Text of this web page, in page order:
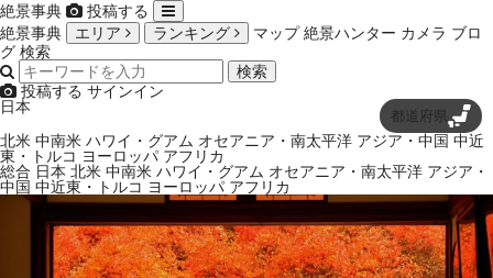
絶景事典
投稿する
絶景事典
エリア ランキング マップ 絶景ハンター カメラ ブロ
グ 検索
検索
投稿する サインイン
日本
都道府県
北米 中南米 ハワイ・グアム オセアニア・南太平洋 アジア・中国 中近
東・トルコ ヨーロッパ アフリカ
総合 日本 北米 中南米 ハワイ・グアム オセアニア・南太平洋 アジア・
中国 中近東・トルコ ヨーロッパ アフリカ